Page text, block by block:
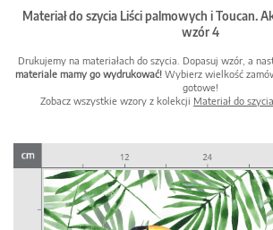
Materiał do szycia Liści palmowych i Toucan.
wzór 4
Drukujemy na materiałach do szycia. Dopasuj wzór, a
materiale mamy go wydrukować! Wybierz wielkość
gotowe!
Zobacz wszystkie wzory z kolekcji Materiał do